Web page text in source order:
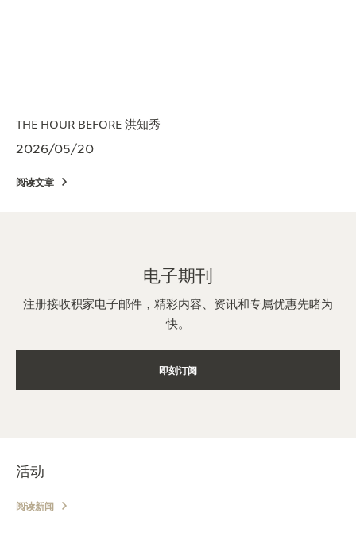
THE HOUR BEFORE 洪知秀
2026/05/20
阅读文章
电子期刊
注册接收积家电子邮件，精彩内容、资讯和专属优惠先睹为
快。
即刻订阅
活动
阅读新闻